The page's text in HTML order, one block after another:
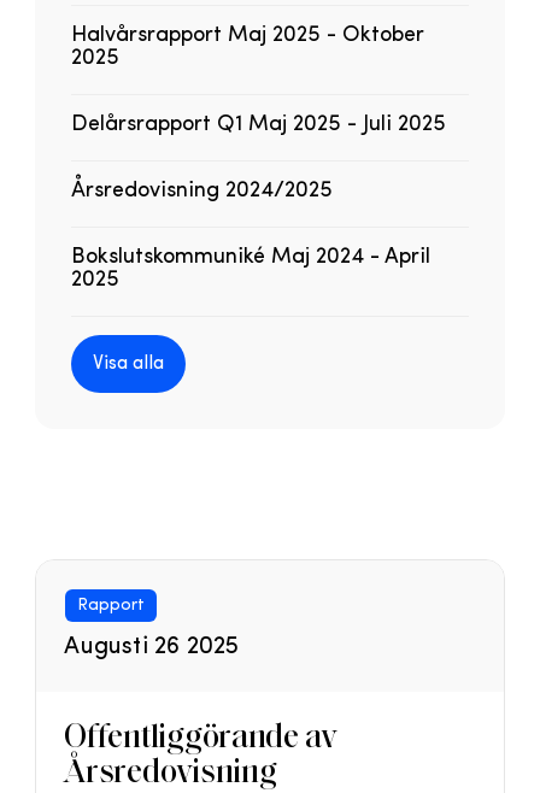
Halvårsrapport Maj 2025 - Oktober
2025
Delårsrapport Q1 Maj 2025 - Juli 2025
Årsredovisning 2024/2025
Bokslutskommuniké Maj 2024 - April
2025
Visa alla
Rapport
Augusti 26 2025
Offentliggörande av
Årsredovisning